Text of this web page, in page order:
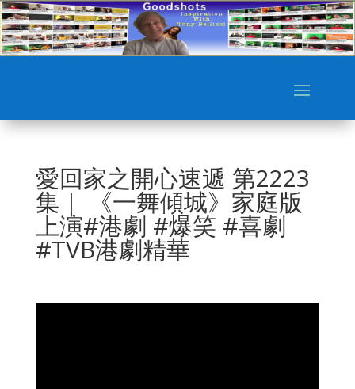
愛回家之開心速遞 第2223
集｜ 《一舞傾城》家庭版
上演#港劇 #爆笑 #喜劇
#TVB港劇精華